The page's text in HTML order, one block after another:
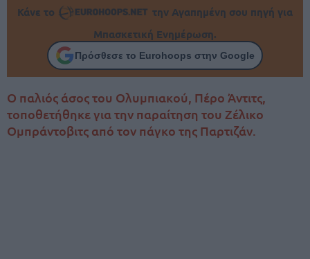
Κάνε το
την Αγαπημένη σου πηγή για
Μπασκετική Ενημέρωση.
Πρόσθεσε το Eurohoops στην Google
Ο παλιός άσος του Ολυμπιακού, Πέρο Άντιτς,
τοποθετήθηκε για την παραίτηση του Ζέλικο
Ομπράντοβιτς από τον πάγκο της Παρτιζάν.